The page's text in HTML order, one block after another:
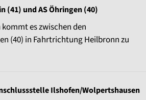
(41) und AS Öhringen (40)
es zwischen den
(40) in Fahrtrichtung Heilbronn zu
Ilshofen/Wolpertshausen